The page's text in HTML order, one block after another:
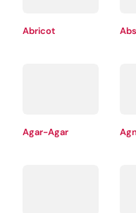
Abricot
Agar-Agar